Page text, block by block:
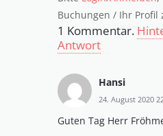
Buchungen / Ihr Profil
1 Kommentar.
Antwort
Hansi
24. August 2020
Guten Tag Herr